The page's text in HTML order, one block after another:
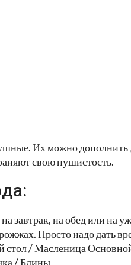
Их можно дополнить
свою пушистость.
завтрак, на обед или на
Просто надо дать
стол / Масленица
/ Блины